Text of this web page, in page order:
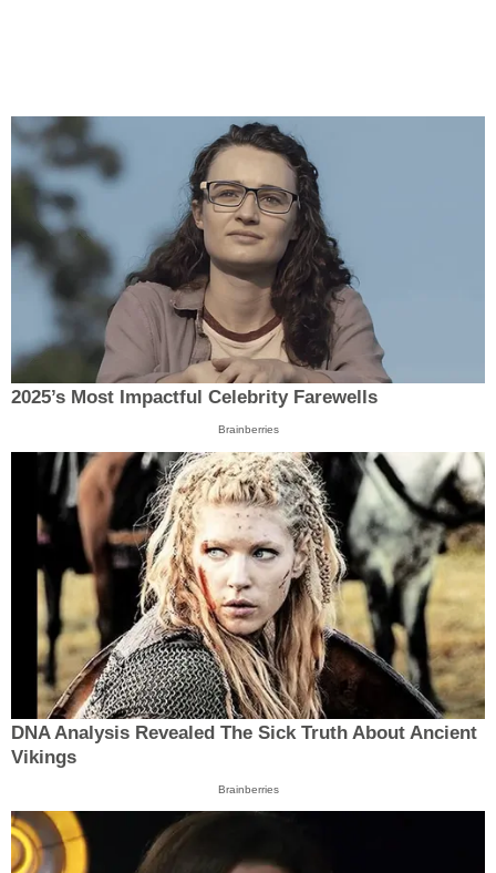
2025’s Most Impactful Celebrity Farewells
Brainberries
DNA Analysis Revealed The Sick Truth About Ancient
Vikings
Brainberries